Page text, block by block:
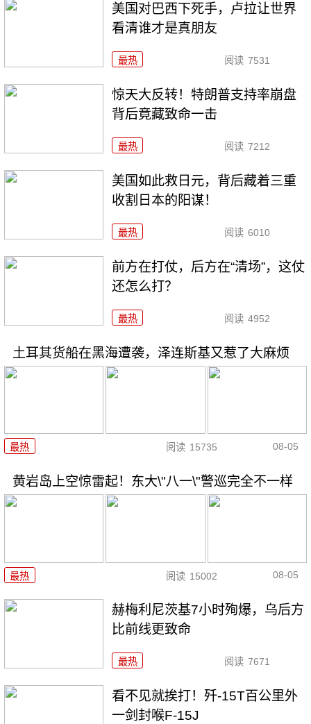
美国对巴西下死手，卢拉让世界
看清谁才是真朋友
最热 阅读 7531
惊天大反转！特朗普支持率崩盘
背后竟藏致命一击
最热 阅读 7212
美国如此救日元，背后藏着三重
收割日本的阳谋！
最热 阅读 6010
前方在打仗，后方在“清场”，这仗
还怎么打？
最热 阅读 4952
土耳其货船在黑海遭袭，泽连斯基又惹了大麻烦
最热 阅读 15735 08-05
黄岩岛上空惊雷起！东大\"八一\"警巡完全不一样
最热 阅读 15002 08-05
赫梅利尼茨基7小时殉爆，乌后方
比前线更致命
最热 阅读 7671
看不见就挨打！歼-15T百公里外
一剑封喉F-15J